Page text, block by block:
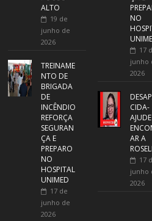
ALTO
19 de
junho de
2026
TREINAME
NTO DE
BRIGADA
DE
INCÊNDIO
REFORÇA
SEGURAN
ÇA E
PREPARO
NO
HOSPITAL
UNIMED
17 de
junho de
2026
NO
17
junho
2026
CIDA-
AJUDE
AR A
17
junho
2026